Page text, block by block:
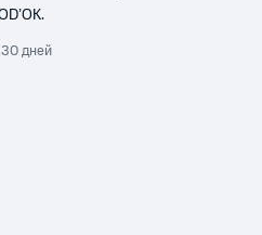
дней